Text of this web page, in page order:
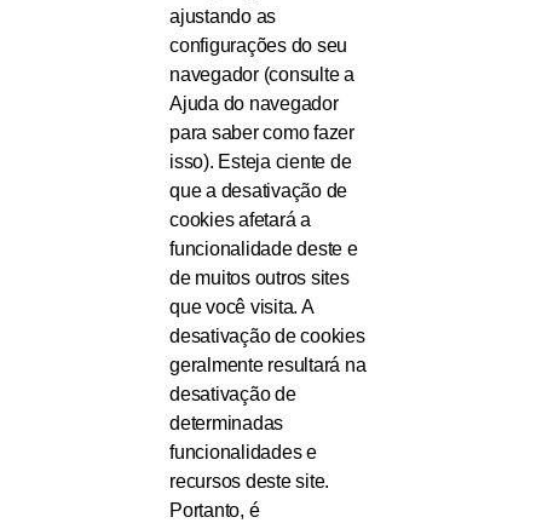
ajustando as
configurações do seu
navegador (consulte a
Ajuda do navegador
para saber como fazer
isso). Esteja ciente de
que a desativação de
cookies afetará a
funcionalidade deste e
de muitos outros sites
que você visita. A
desativação de cookies
geralmente resultará na
desativação de
determinadas
funcionalidades e
recursos deste site.
Portanto, é